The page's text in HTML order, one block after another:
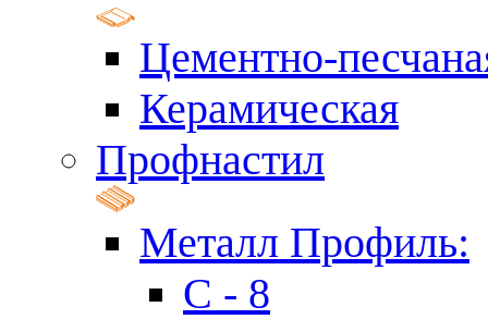
Цементно-
Керамическая
Профнастил
Металл Профиль:
C - 8